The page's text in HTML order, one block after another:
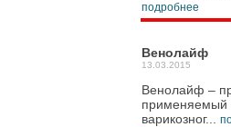
подробнее
Венолайф
13.03.2015
Венолайф –
применяемый
варикозног...